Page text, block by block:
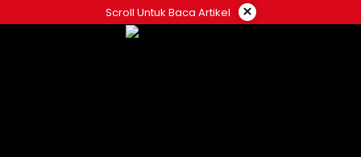
ke
Scroll Untuk Baca Artikel ×